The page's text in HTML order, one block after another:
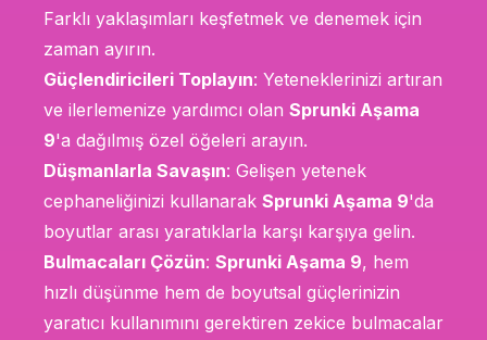
Farklı yaklaşımları keşfetmek ve denemek için
zaman ayırın.
Güçlendiricileri Toplayın: Yeteneklerinizi artıran
ve ilerlemenize yardımcı olan Sprunki Aşama
9'a dağılmış özel öğeleri arayın.
Düşmanlarla Savaşın: Gelişen yetenek
cephaneliğinizi kullanarak Sprunki Aşama 9'da
boyutlar arası yaratıklarla karşı karşıya gelin.
Bulmacaları Çözün: Sprunki Aşama 9, hem
hızlı düşünme hem de boyutsal güçlerinizin
yaratıcı kullanımını gerektiren zekice bulmacalar